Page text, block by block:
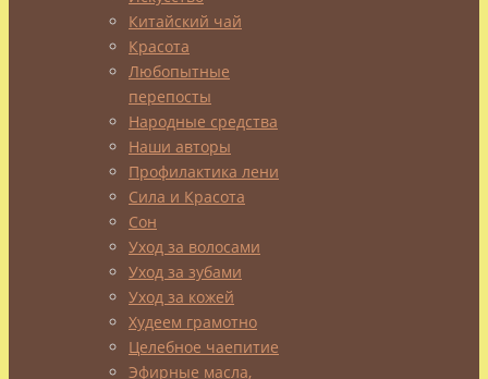
пищу!
Специи,
приправы
или
пряности…
Объединяет
эти
понятия
смысл
применения
–
Китайский чай
Красота
Любопытные
перепосты
Народные средства
Наши авторы
Профилактика лени
Сила и Красота
Сон
Уход за волосами
Уход за зубами
Уход за кожей
Худеем грамотно
Целебное чаепитие
Эфирные масла,